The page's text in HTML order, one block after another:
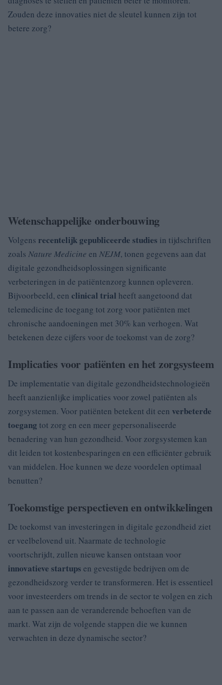
Zouden deze innovaties niet de sleutel kunnen zijn tot
betere zorg?
Wetenschappelijke onderbouwing
Volgens recentelijk gepubliceerde studies in tijdschriften
zoals Nature Medicine en NEJM, tonen gegevens aan dat
digitale gezondheidsoplossingen significante
verbeteringen in de patiëntenzorg kunnen opleveren.
Bijvoorbeeld, een clinical trial heeft aangetoond dat
telemedicine de toegang tot zorg voor patiënten met
chronische aandoeningen met 30% kan verhogen. Wat
betekenen deze cijfers voor de toekomst van de zorg?
Implicaties voor patiënten en het zorgsysteem
De implementatie van digitale gezondheidstechnologieën
heeft aanzienlijke implicaties voor zowel patiënten als
zorgsystemen. Voor patiënten betekent dit een verbeterde
toegang tot zorg en een meer gepersonaliseerde
benadering van hun gezondheid. Voor zorgsystemen kan
dit leiden tot kostenbesparingen en een efficiënter gebruik
van middelen. Hoe kunnen we deze voordelen optimaal
benutten?
Toekomstige perspectieven en ontwikkelingen
De toekomst van investeringen in digitale gezondheid ziet
er veelbelovend uit. Naarmate de technologie
voortschrijdt, zullen nieuwe kansen ontstaan voor
innovatieve startups en gevestigde bedrijven om de
gezondheidszorg verder te transformeren. Het is essentieel
voor investeerders om trends in de sector te volgen en zich
aan te passen aan de veranderende behoeften van de
markt. Wat zijn de volgende stappen die we kunnen
verwachten in deze dynamische sector?